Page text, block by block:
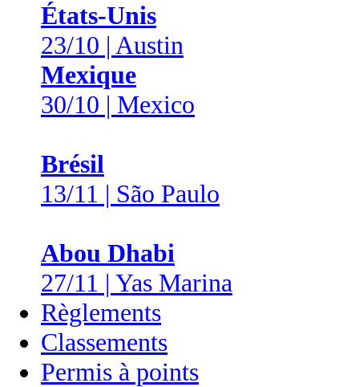
États-Unis
23/10 | Austin
Mexique
30/10 | Mexico
Brésil
13/11 | São Paulo
Abou Dhabi
27/11 | Yas Marina
Règlements
Classements
Permis à points